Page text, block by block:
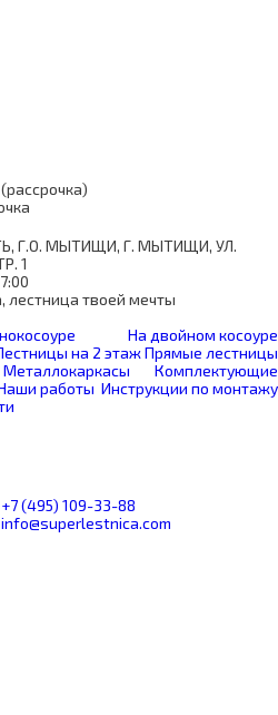
Г.О. МЫТИЩИ, Г. МЫТИЩИ, УЛ.
1
лестница твоей мечты
На двойном косоуре
на 2 этаж Прямые лестницы
Металлокаркасы
Комплектующие
работы Инструкции по монтажу
+7 (495) 109-33-88
info@superlestnica.com